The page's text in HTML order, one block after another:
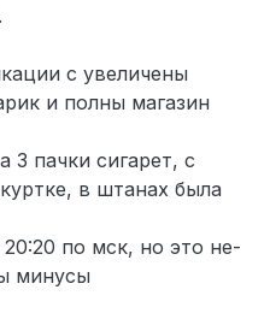
с увеличены
и полны магазин
3 пачки сигарет, с
в штанах была
по мск, но это не-
минусы